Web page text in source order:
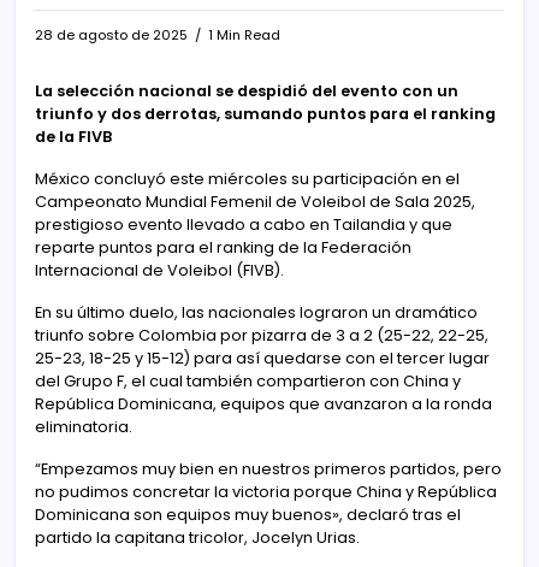
28 de agosto de 2025 1 Min Read
La selección nacional se despidió del evento con un
triunfo y dos derrotas, sumando puntos para el ranking
de la FIVB
México concluyó este miércoles su participación en el
Campeonato Mundial Femenil de Voleibol de Sala 2025,
prestigioso evento llevado a cabo en Tailandia y que
reparte puntos para el ranking de la Federación
Internacional de Voleibol (FIVB).
En su último duelo, las nacionales lograron un dramático
triunfo sobre Colombia por pizarra de 3 a 2 (25-22, 22-25,
25-23, 18-25 y 15-12) para así quedarse con el tercer lugar
del Grupo F, el cual también compartieron con China y
República Dominicana, equipos que avanzaron a la ronda
eliminatoria.
“Empezamos muy bien en nuestros primeros partidos, pero
no pudimos concretar la victoria porque China y República
Dominicana son equipos muy buenos», declaró tras el
partido la capitana tricolor, Jocelyn Urias.